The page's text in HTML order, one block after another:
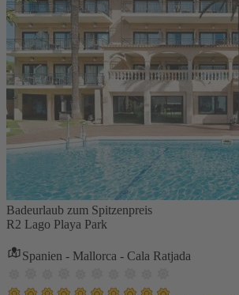
Badeurlaub zum Spitzenpreis
R2 Lago Playa Park
Spanien - Mallorca - Cala Ratjada